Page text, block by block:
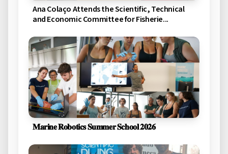
Ana Colaço Attends the Scientific, Technical
and Economic Committee for Fisherie...
𝐌𝐚𝐫𝐢𝐧𝐞 𝐑𝐨𝐛𝐨𝐭𝐢𝐜𝐬 𝐒𝐮𝐦𝐦𝐞𝐫 𝐒𝐜𝐡𝐨𝐨𝐥 𝟐𝟎𝟐𝟔